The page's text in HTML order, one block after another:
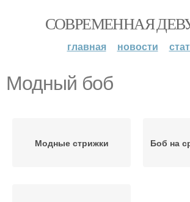
СОВРЕМЕННАЯ
главная новости
Модный боб
Модные стрижки Боб на